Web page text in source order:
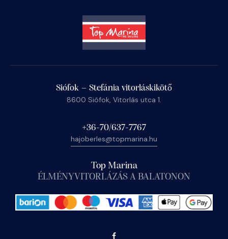
Siófok – Stefánia vitorláskikötő
8600 Siófok, Vitorlás utca 1.
+36-70/637-7767
hajoberles@topmarina.hu
Top Marina
ÉLMÉNYVITORLÁZÁS A BALATONON